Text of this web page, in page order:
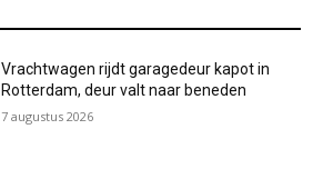
Vrachtwagen rijdt garagedeur kapot in
Rotterdam, deur valt naar beneden
7 augustus 2026